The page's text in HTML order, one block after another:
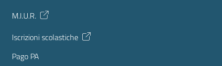
M.I.U.R.
Iscrizioni scolastiche
Pago PA